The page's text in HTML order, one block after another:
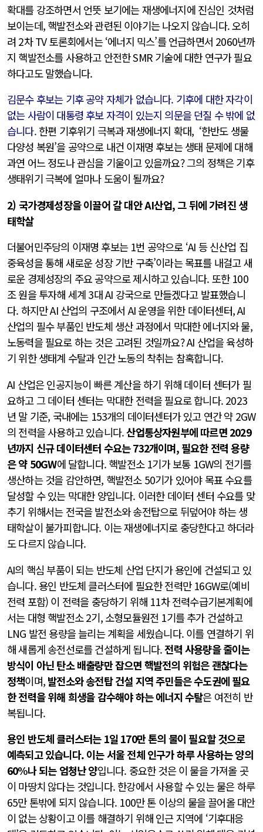
확대를 강조하면서 언뜻 보기에는 재생에너지에 진심인 것처럼
보이는데, 핵발전소와 관련된 이야기는 나오지 않습니다. 오히
려 2차 TV 토론회에서는 ‘에너지 믹스’를 언급하면서 2060년까
지 핵발전소를 사용하고 안전한 SMR 기술에 대한 연구가 필요
하다고도 말했습니다.
김문수 후보는 기후 공약 자체가 없습니다. 기후에 대한 자각이
없는 사람이 대통령 후보 자격이 있는지 의문을 던질 수 밖에 없
습니다.한편 기후위기 극복과 재생에너지 확대, ‘한반도 생물
다양성 복원’을 공약으로 내건 이재명 후보는 생태 문제에 대해
과연 어느 정도나 관심을 기울이고 있을까요? 그의 정책은 기후
생태위기 극복에 얼마나 도움이 될까요?
2) 국가경제성장을 이끌어 갈 대안 AI산업, 그 뒤에 가려진 생
태학살
더불어민주당의 이재명 후보는 1번 공약으로 ‘AI 등 신산업 집
중육성을 통해 새로운 성장 기반 구축’이라는 목표를 내걸고 새
로운 경제성장의 주요 공약으로 제시하고 있습니다. 또한 100
조 원을 투자해 세계 3대 AI 강국으로 만들겠다고 발표했습니
다. 하지만 AI 산업의 구조에서 AI 운영을 위한 데이터센터, AI
산업의 필수 부품인 반도체 생산 과정에서 막대한 에너지와 물,
노동력을 필요로 하는 것은 고려된 것일까요? AI 산업을 육성하
기 위한 생태계 수탈과 인간 노동의 착취는 참혹합니다.
AI 산업은 인공지능이 빠른 계산을 하기 위해 데이터 센터가 필
요하고 그 데이터 센터는 막대한 전력을 필요로 합니다. 2023
년 말 기준, 국내에는 153개의 데이터센터가 있고 연간 약 2GW
의 전력을 사용하고 있습니다.산업통상자원부에 따르면 2029
년까지 신규 데이터센터 수요는 732개이며, 필요한 전력 용량
은 약 50GW에 달합니다. 핵발전소 1기가 보통 1GW의 전기를
생산하는 것을 감안하면, 핵발전소 50기가 있어야 목표 수요를
달성할 수 있는 막대한 양입니다. 이러한 데이터 센터 수요를 맞
추기 위해서는 전국을 발전소와 송전탑으로 뒤덮어야 하는 생
태학살이 불가피합니다. 이는 재생에너지로 충당한다고 하더라
도 다르지 않습니다.
AI의 핵심 부품이 되는 반도체 산업 단지가 용인에 건설되고 있
습니다. 용인 반도체 클러스터에 필요한 전력만 16GW로(예비
전력 포함) 이 전력을 충당하기 위해 11차 전력수급기본계획에
서는 대형 핵발전소 2기, 소형모듈원전 1기를 추가 건설하고
LNG 발전 용량을 늘리는 계획을 세웠습니다. 이를 연결하기 위
해 새롭게 송전선로를 건설하게 됩니다.전력 사용량을 줄이는
방식이 아닌 탄소 배출량만 잡으면 핵발전의 위험은 괜찮다는
정책이며, 발전소와 송전탑 건설 지역 주민들은 수도권에 필요
한 전력을 위해 희생을 감수해야 하는 에너지 수탈은 여전히 반
복됩니다.
용인 반도체 클러스터는 1일 170만 톤의 물이 필요할 것으로
예측되고 있습니다. 이는 서울 전체 인구가 하루 사용하는 양의
60%나 되는 엄청난 양입니다. 중요한 것은 이 물을 가져올 곳
이 마땅치 않다는 것입니다. 한강에서 사용할 수 있는 물은 하루
65만 톤밖에 되지 않습니다. 100만 톤 이상의 물을 끌어올 대안
이 없는 상황이고 이를 해결하기 위해 인근 지역에 ‘기후대응